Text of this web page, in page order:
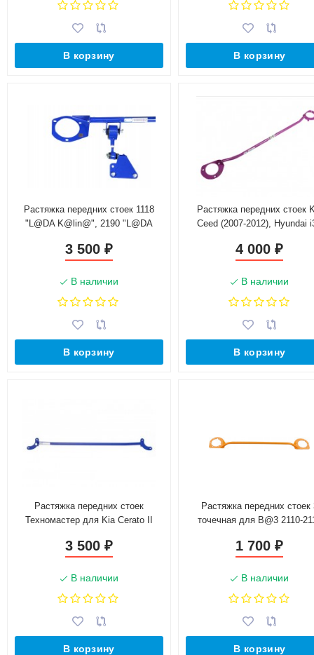
В корзину В корзину
Растяжка передних стоек 1118
"L@DA K@lin@", 2190 "L@DA
(16кл)(V1.4,1.6)(с доп.опорой) (3х)
3 500 ₽
В наличии
В корзину
Растяжка передних стоек
Ceed (2007-2012), Hyundai
4 000₽
В наличии
В корзину
Растяжка передних стоек
Техномастер для Kia Cerato II
3 500 ₽
В наличии
В корзину
Растяжка передних стоек
точечная для B@3 2110-
1 700₽
В наличии
В корзину